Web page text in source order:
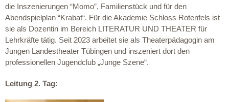
die Inszenierungen “Momo”, Familienstück und für den
Abendspielplan “Krabat“. Für die Akademie Schloss Rotenfels ist
sie als Dozentin im Bereich LITERATUR UND THEATER für
Lehrkräfte tätig. Seit 2023 arbeitet sie als Theaterpädagogin am
Jungen Landestheater Tübingen und inszeniert dort den
professionellen Jugendclub „Junge Szene“.
Leitung 2. Tag: